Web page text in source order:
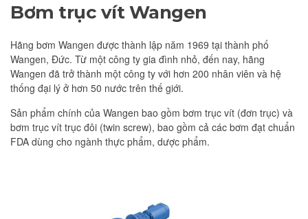
Bơm trục vít Wangen
Hãng bơm Wangen được thành lập năm 1969 tại thành phố
Wangen, Đức. Từ một công ty gia đình nhỏ, đến nay, hãng
Wangen đã trở thành một công ty với hơn 200 nhân viên và hệ
thống đại lý ở hơn 50 nước trên thế giới.
Sản phẩm chính của Wangen bao gồm bơm trục vít (đơn trục) và
bơm trục vít trục đôi (twin screw), bao gồm cả các bơm đạt chuẩn
FDA dùng cho ngành thực phẩm, dược phẩm.